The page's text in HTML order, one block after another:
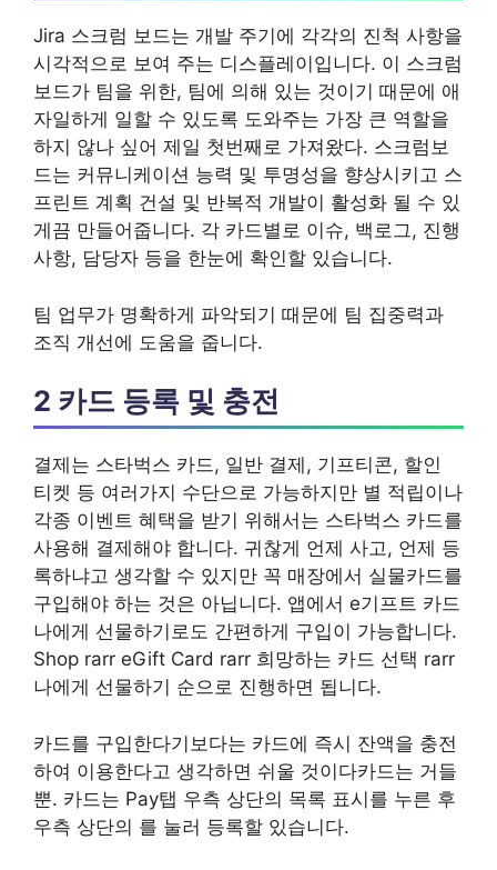
Jira 스크럼 보드는 개발 주기에 각각의 진척 사항을
시각적으로 보여 주는 디스플레이입니다. 이 스크럼
보드가 팀을 위한, 팀에 의해 있는 것이기 때문에 애
자일하게 일할 수 있도록 도와주는 가장 큰 역할을
하지 않나 싶어 제일 첫번째로 가져왔다. 스크럼보
드는 커뮤니케이션 능력 및 투명성을 향상시키고 스
프린트 계획 건설 및 반복적 개발이 활성화 될 수 있
게끔 만들어줍니다. 각 카드별로 이슈, 백로그, 진행
사항, 담당자 등을 한눈에 확인할 있습니다.
팀 업무가 명확하게 파악되기 때문에 팀 집중력과
조직 개선에 도움을 줍니다.
2 카드 등록 및 충전
결제는 스타벅스 카드, 일반 결제, 기프티콘, 할인
티켓 등 여러가지 수단으로 가능하지만 별 적립이나
각종 이벤트 혜택을 받기 위해서는 스타벅스 카드를
사용해 결제해야 합니다. 귀찮게 언제 사고, 언제 등
록하냐고 생각할 수 있지만 꼭 매장에서 실물카드를
구입해야 하는 것은 아닙니다. 앱에서 e기프트 카드
나에게 선물하기로도 간편하게 구입이 가능합니다.
Shop rarr eGift Card rarr 희망하는 카드 선택 rarr
나에게 선물하기 순으로 진행하면 됩니다.
카드를 구입한다기보다는 카드에 즉시 잔액을 충전
하여 이용한다고 생각하면 쉬울 것이다카드는 거들
뿐. 카드는 Pay탭 우측 상단의 목록 표시를 누른 후
우측 상단의 를 눌러 등록할 있습니다.